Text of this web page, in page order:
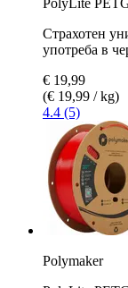
Страхотен
употреба в
€ 19,99
(€ 19,99 / kg)
4.4 (5)
Polymaker